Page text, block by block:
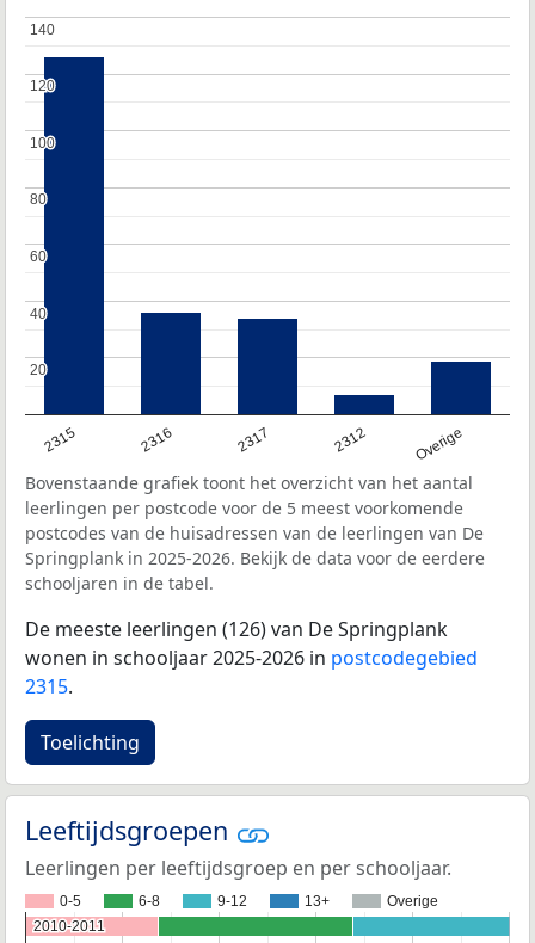
2315 2316 2317 2312 Overige
20
20
40
40
60
60
80
80
100
100
120
120
140
140
Bovenstaande grafiek toont het overzicht van het aantal
leerlingen per postcode voor de 5 meest voorkomende
postcodes van de huisadressen van de leerlingen van De
Springplank in 2025-2026. Bekijk de data voor de eerdere
schooljaren in de tabel.
De meeste leerlingen (126) van De Springplank
wonen in schooljaar 2025-2026 in postcodegebied
2315.
Toelichting
Leeftijdsgroepen
Leerlingen per leeftijdsgroep en per schooljaar.
0-5 6-8 9-12 13+ Overige
2010-2011
2010-2011